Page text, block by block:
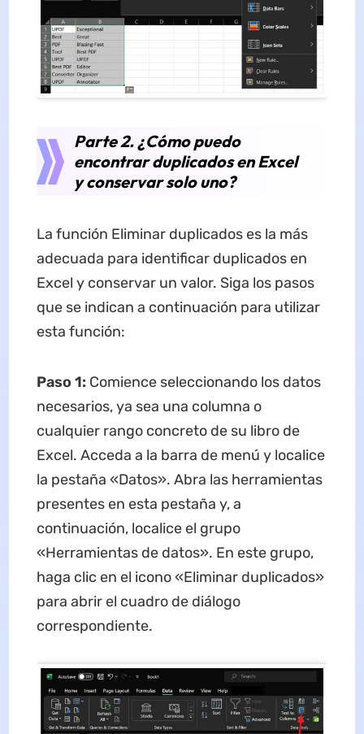
Parte 2. ¿Cómo puedo
encontrar duplicados en Excel
y conservar solo uno?
La función Eliminar duplicados es la más
adecuada para identificar duplicados en
Excel y conservar un valor. Siga los pasos
que se indican a continuación para utilizar
esta función:
Paso 1: Comience seleccionando los datos
necesarios, ya sea una columna o
cualquier rango concreto de su libro de
Excel. Acceda a la barra de menú y localice
la pestaña «Datos». Abra las herramientas
presentes en esta pestaña y, a
continuación, localice el grupo
«Herramientas de datos». En este grupo,
haga clic en el icono «Eliminar duplicados»
para abrir el cuadro de diálogo
correspondiente.